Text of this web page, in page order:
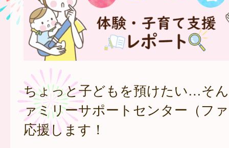
ちょっと子どもを預けたい…そ
ァミリーサポートセンター（フ
応援します！